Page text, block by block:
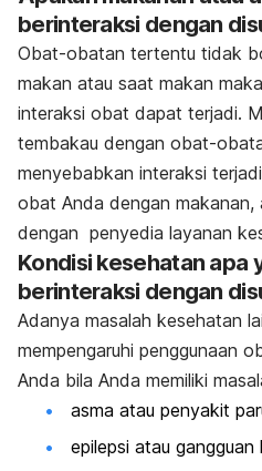
berinteraksi dengan
Obat-obatan tertentu tidak
makan atau saat makan
interaksi obat dapat terjadi.
tembakau dengan obat-
menyebabkan interaksi
obat Anda dengan makanan,
dengan penyedia layanan
Kondisi kesehatan apa
berinteraksi dengan
Adanya masalah kesehatan
mempengaruhi penggunaan
Anda bila Anda memiliki
asma atau penyakit
epilepsi atau gangguan